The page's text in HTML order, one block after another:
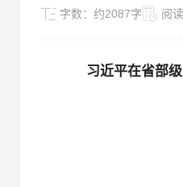
字数： 约2087字 阅
习近平在省部